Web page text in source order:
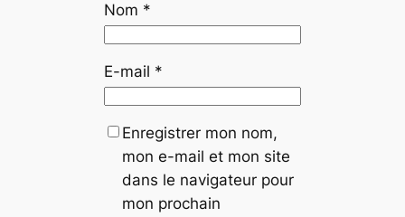
Nom *
E-mail *
Enregistrer mon nom,
mon e-mail et mon site
dans le navigateur pour
mon prochain